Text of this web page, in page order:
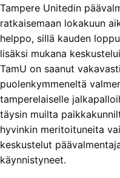
Tampere Unitedin
ratkaisemaan lokakuun
helppo, sillä kauden
lisäksi mukana
TamU on saanut
puolenkymmeneltä
tamperelaiselle
täysin muilta
hyvinkin meritoituneita
keskustelut
käynnistyneet.